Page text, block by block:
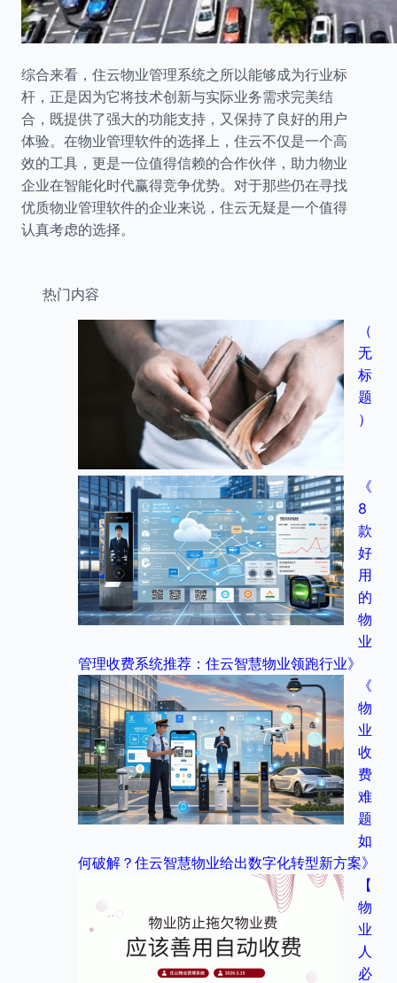
综合来看，住云物业管理系统之所以能够成为行业标
杆，正是因为它将技术创新与实际业务需求完美结
合，既提供了强大的功能支持，又保持了良好的用户
体验。在物业管理软件的选择上，住云不仅是一个高
效的工具，更是一位值得信赖的合作伙伴，助力物业
企业在智能化时代赢得竞争优势。对于那些仍在寻找
优质物业管理软件的企业来说，住云无疑是一个值得
认真考虑的选择。
热门内容
（
无
标
题
）
《
8
款
好
用
的
物
业
管理收费系统推荐：住云智慧物业领跑行业》
《
物
业
收
费
难
题
如
何破解？住云智慧物业给出数字化转型新方案》
【
物
业
人
必